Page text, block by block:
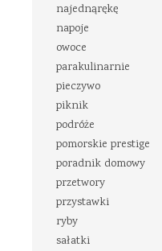
najednąrękę
napoje
owoce
parakulinarnie
pieczywo
piknik
podróże
pomorskie prestige
poradnik domowy
przetwory
przystawki
ryby
sałatki